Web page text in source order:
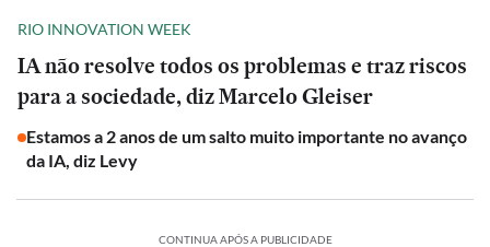
RIO INNOVATION WEEK
IA não resolve todos os problemas e traz riscos
para a sociedade, diz Marcelo Gleiser
Estamos a 2 anos de um salto muito importante no avanço
da IA, diz Levy
CONTINUA APÓS A PUBLICIDADE